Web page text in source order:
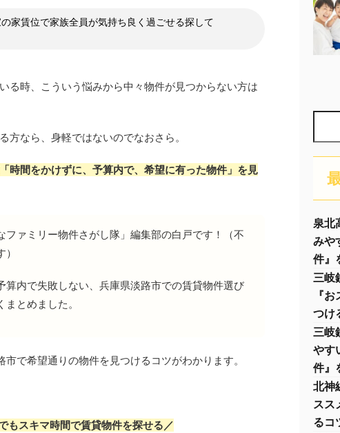
家賃位で家族全員が気持ち良く過ごせる探して
る時、こういう悩みから中々物件が見つからない方は
方なら、身軽ではないのでなおさら。
「時間をかけずに、予算内で、希望に有った物件」を見
ファミリー物件さがし隊」編集部の白戸です！（不
算内で失敗しない、兵庫県淡路市での賃貸物件選び
とめました。
で希望通りの物件を見つけるコツがわかります。
もスキマ時間で賃貸物件を探せる／
泉北
みや
件』
三岐
『
つけ
三岐
やす
件』
北神
スス
るコ